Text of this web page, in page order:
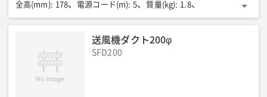
全高(mm): 178 電源コード(m): 5 質量(kg): 1.8
回転数(min-1{回/分}): ー 付属品: ー
送風機ダクト200φ
SFD200